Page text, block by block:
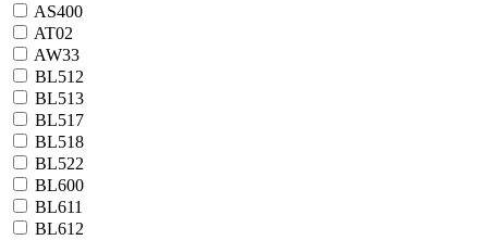
AS400
AT02
AW33
BL512
BL513
BL517
BL518
BL522
BL600
BL611
BL612